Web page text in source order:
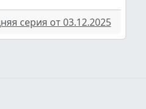
серия от 03.12.2025